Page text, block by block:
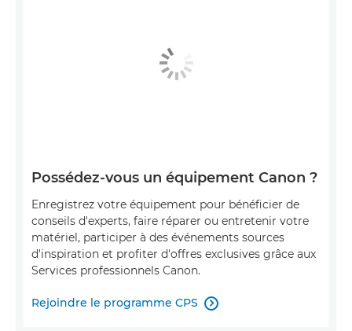
Possédez-vous un équipement Canon ?
Enregistrez votre équipement pour bénéficier de
conseils d'experts, faire réparer ou entretenir votre
matériel, participer à des événements sources
d'inspiration et profiter d'offres exclusives grâce aux
Services professionnels Canon.
Rejoindre le programme CPS 